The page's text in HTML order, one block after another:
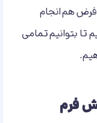
هم انجام
بتوانیم تمامی
فرم